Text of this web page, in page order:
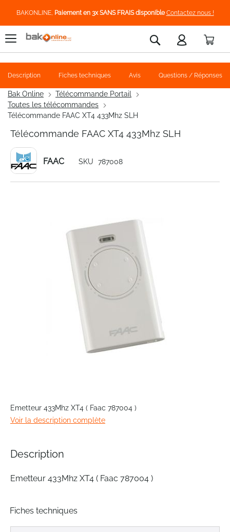
BAKONLINE, Paiement en 3x SANS FRAIS disponible Contactez nous !
Rechercher
Bak Online
Télécommande Portail
Toutes les télécommandes
Télécommande FAAC XT4 433Mhz SLH
Télécommande FAAC XT4 433Mhz SLH
FAAC SKU 787008
to
the
beginning
images
Emetteur 433Mhz XT4 ( Faac 787004 )
Voir la description complète
Description Fiches techniques Avis Questions / Réponses
Description
Emetteur 433Mhz XT4 ( Faac 787004 )
Fiches techniques